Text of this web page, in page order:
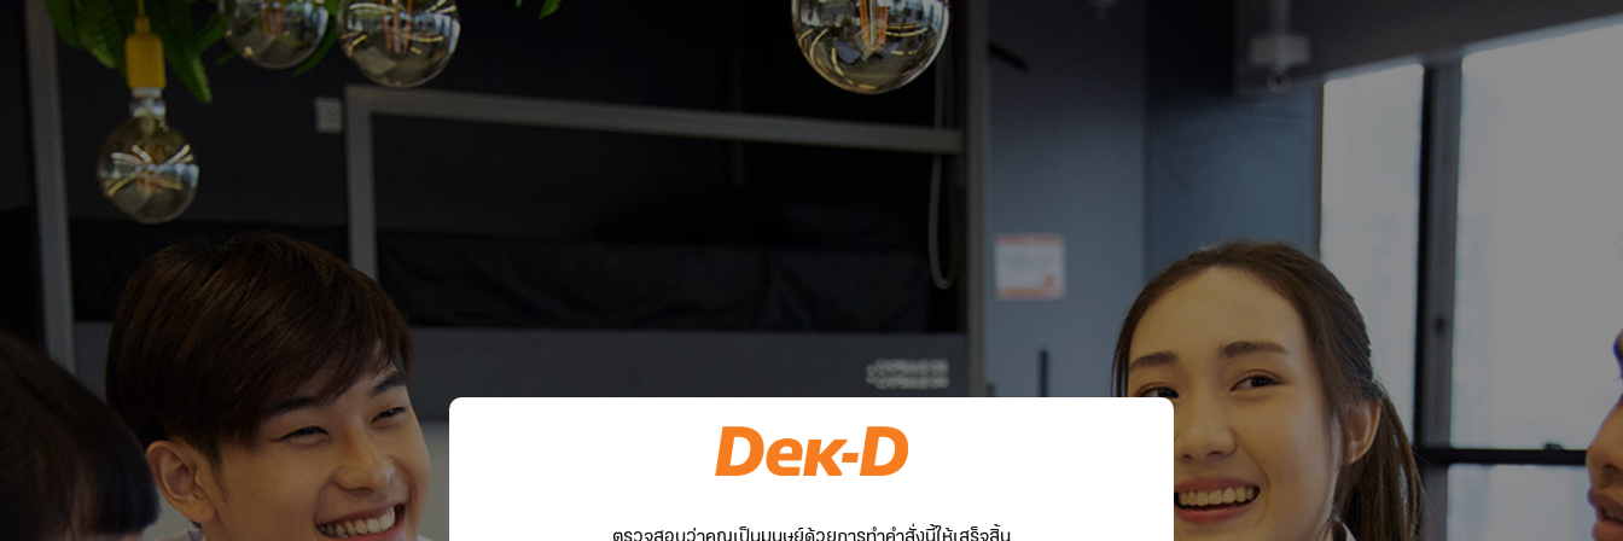
ตรวจสอบว่าคุณเป็นมนุษย์ด้วยการทำคำสั่งนี้ให้เสร็จสิ้น